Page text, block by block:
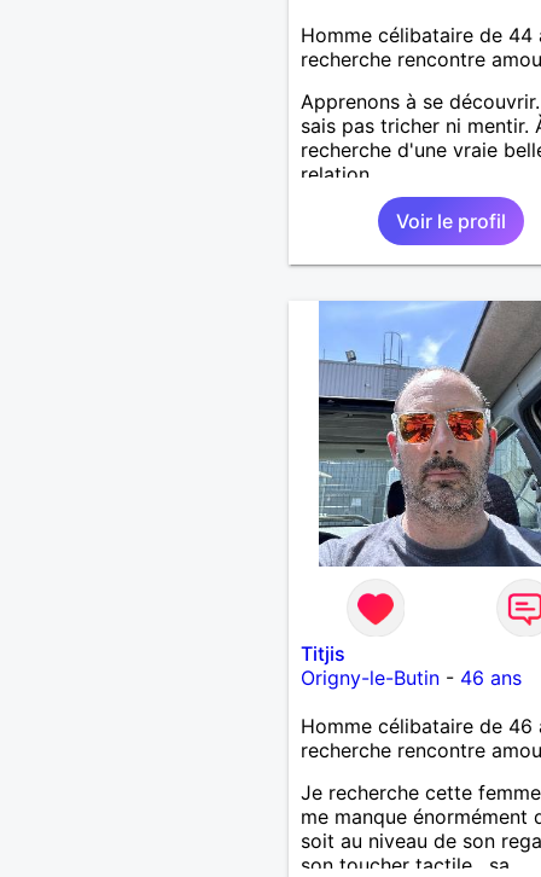
Homme célibataire de 44
recherche rencontre
Apprenons à se
sais pas tricher ni mentir.
recherche d'une vraie
relation
Voir le profil
Titjis
Origny-le-Butin- 46 ans
Homme célibataire de 46
recherche rencontre
Je recherche cette
me manque énormément
soit au niveau de son
son toucher tactile , sa